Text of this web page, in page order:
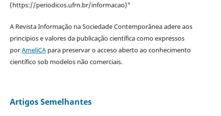
(https://periodicos.ufrn.br/informacao)"
A Revista Informação na Sociedade Contemporânea adere aos
principios e valores da publicação científica como expressos
porAmeliCApara preservar o acceso aberto ao conhecimento
científico sob modelos não comerciais.
Artigos Semelhantes